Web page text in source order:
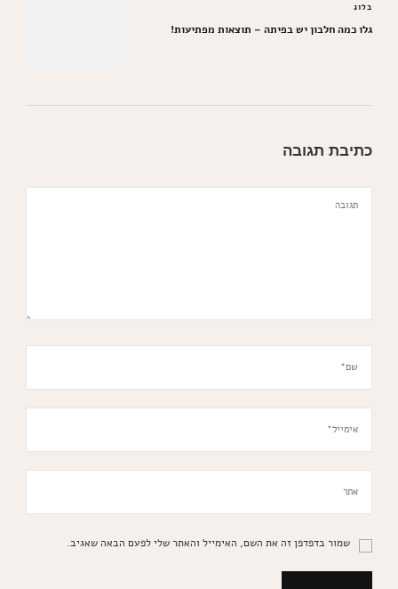
בלוג
גלו כמה חלבון יש בפיתה – תוצאות מפתיעות!
כתיבת תגובה
שמור בדפדפן זה את השם, האימייל והאתר שלי לפעם הבאה שאגיב.